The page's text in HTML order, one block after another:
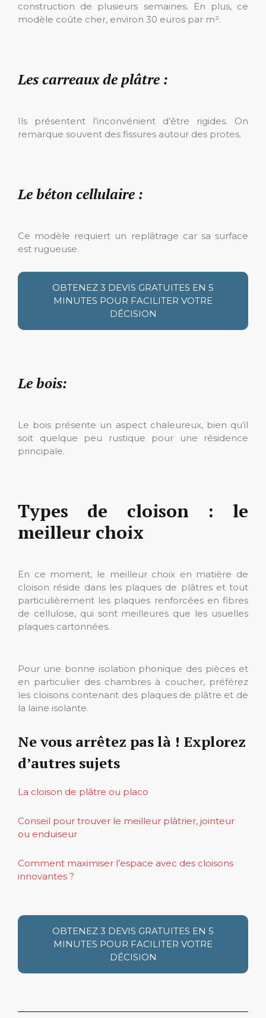
construction de plusieurs semaines. En plus, ce
modèle coûte cher, environ 30 euros par m².
Les carreaux de plâtre :
Ils présentent l’inconvénient d’être rigides. On
remarque souvent des fissures autour des protes.
Le béton cellulaire :
Ce modèle requiert un replâtrage car sa surface
est rugueuse.
OBTENEZ 3 DEVIS GRATUITES EN 5
MINUTES POUR FACILITER VOTRE
DÉCISION
Le bois:
Le bois présente un aspect chaleureux, bien qu’il
soit quelque peu rustique pour une résidence
principale.
Types de cloison : le
meilleur choix
En ce moment, le meilleur choix en matière de
cloison réside dans les plaques de plâtres et tout
particulièrement les plaques renforcées en fibres
de cellulose, qui sont meilleures que les usuelles
plaques cartonnées.
Pour une bonne isolation phonique des pièces et
en particulier des chambres à coucher, préférez
les cloisons contenant des plaques de plâtre et de
la laine isolante.
Ne vous arrêtez pas là ! Explorez
d’autres sujets
La cloison de plâtre ou placo
Conseil pour trouver le meilleur plâtrier, jointeur
ou enduiseur
Comment maximiser l’espace avec des cloisons
innovantes ?
OBTENEZ 3 DEVIS GRATUITES EN 5
MINUTES POUR FACILITER VOTRE
DÉCISION